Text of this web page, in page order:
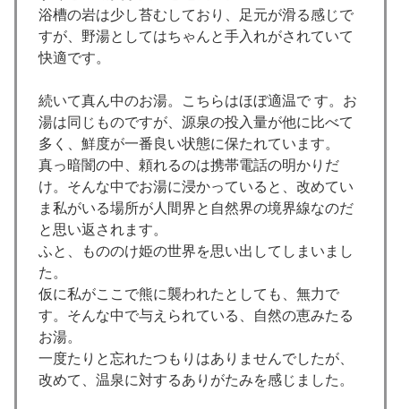
浴槽の岩は少し苔むしており、足元が滑る感じで
すが、野湯としてはちゃんと手入れがされていて
快適です。
続いて真ん中のお湯。こちらはほぼ適温で す。お
湯は同じものですが、源泉の投入量が他に比べて
多く、鮮度が一番良い状態に保たれています。
真っ暗闇の中、頼れるのは携帯電話の明かりだ
け。そんな中でお湯に浸かっていると、改めてい
ま私がいる場所が人間界と自然界の境界線なのだ
と思い返されます。
ふと、もののけ姫の世界を思い出してしまいまし
た。
仮に私がここで熊に襲われたとしても、無力で
す。そんな中で与えられている、自然の恵みたる
お湯。
一度たりと忘れたつもりはありませんでしたが、
改めて、温泉に対するありがたみを感じました。